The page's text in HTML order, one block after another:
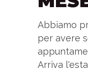
Abbiamo
per avere
Arriva